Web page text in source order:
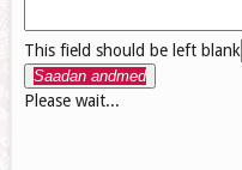
This field should be left blank
Saadan andmed
Please wait...